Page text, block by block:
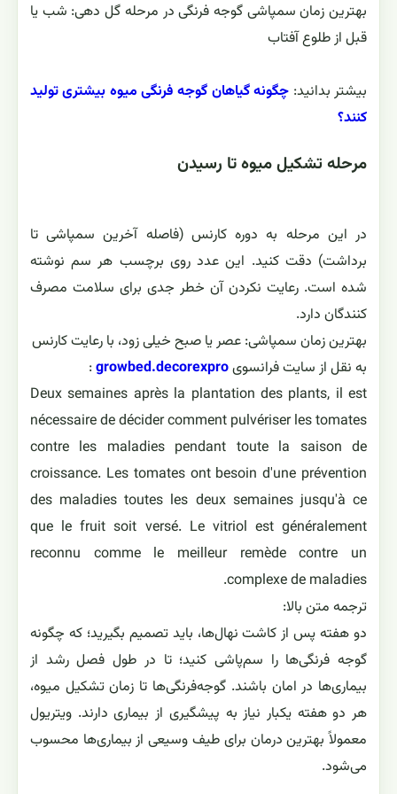
بهترین زمان سمپاشی گوجه فرنگی در مرحله گل دهی: شب یا
قبل از طلوع آفتاب
بیشتر بدانید: چگونه گیاهان گوجه فرنگی میوه بیشتری تولید
کنند؟
مرحله تشکیل میوه تا رسیدن
در این مرحله به دوره کارنس (فاصله آخرین سمپاشی تا
برداشت) دقت کنید. این عدد روی برچسب هر سم نوشته
شده است. رعایت نکردن آن خطر جدی برای سلامت مصرف
‌کنندگان دارد.
بهترین زمان سمپاشی: عصر یا صبح خیلی زود، با رعایت کارنس
به نقل از سایت فرانسویgrowbed.decorexpro
:
Deux semaines après la plantation des plants, il est
nécessaire de décider comment pulvériser les tomates
contre les maladies pendant toute la saison de
croissance. Les tomates ont besoin d'une prévention
des maladies toutes les deux semaines jusqu'à ce
que le fruit soit versé. Le vitriol est généralement
reconnu comme le meilleur remède contre un
complexe de maladies.
ترجمه متن بالا:
دو هفته پس از کاشت نهال‌ها، باید تصمیم بگیرید؛ که چگونه
گوجه ‌فرنگی‌ها را سم‌پاشی کنید؛ تا در طول فصل رشد از
بیماری‌ها در امان باشند. گوجه‌فرنگی‌ها تا زمان تشکیل میوه،
هر دو هفته یکبار نیاز به پیشگیری از بیماری دارند. ویتریول
معمولاً بهترین درمان برای طیف وسیعی از بیماری‌ها محسوب
می‌شود.